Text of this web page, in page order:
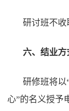
研讨班不收
六、结业方
研修班将以
心”的名义授予